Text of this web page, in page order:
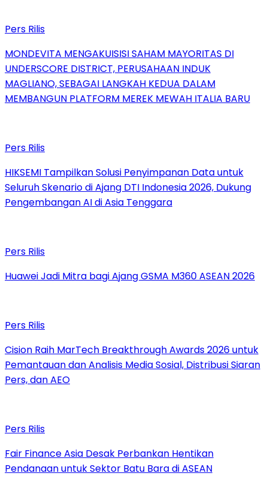
Pers Rilis
MONDEVITA MENGAKUISISI SAHAM MAYORITAS DI
UNDERSCORE DISTRICT, PERUSAHAAN INDUK
MAGLIANO, SEBAGAI LANGKAH KEDUA DALAM
MEMBANGUN PLATFORM MEREK MEWAH ITALIA BARU
Pers Rilis
HIKSEMI Tampilkan Solusi Penyimpanan Data untuk
Seluruh Skenario di Ajang DTI Indonesia 2026, Dukung
Pengembangan AI di Asia Tenggara
Pers Rilis
Huawei Jadi Mitra bagi Ajang GSMA M360 ASEAN 2026
Pers Rilis
Cision Raih MarTech Breakthrough Awards 2026 untuk
Pemantauan dan Analisis Media Sosial, Distribusi Siaran
Pers, dan AEO
Pers Rilis
Fair Finance Asia Desak Perbankan Hentikan
Pendanaan untuk Sektor Batu Bara di ASEAN